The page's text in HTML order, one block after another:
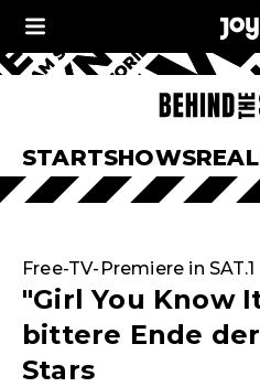
STARTSHOWS
Free-TV-Premiere in SAT.1
"Girl You Know
bittere Ende
Stars